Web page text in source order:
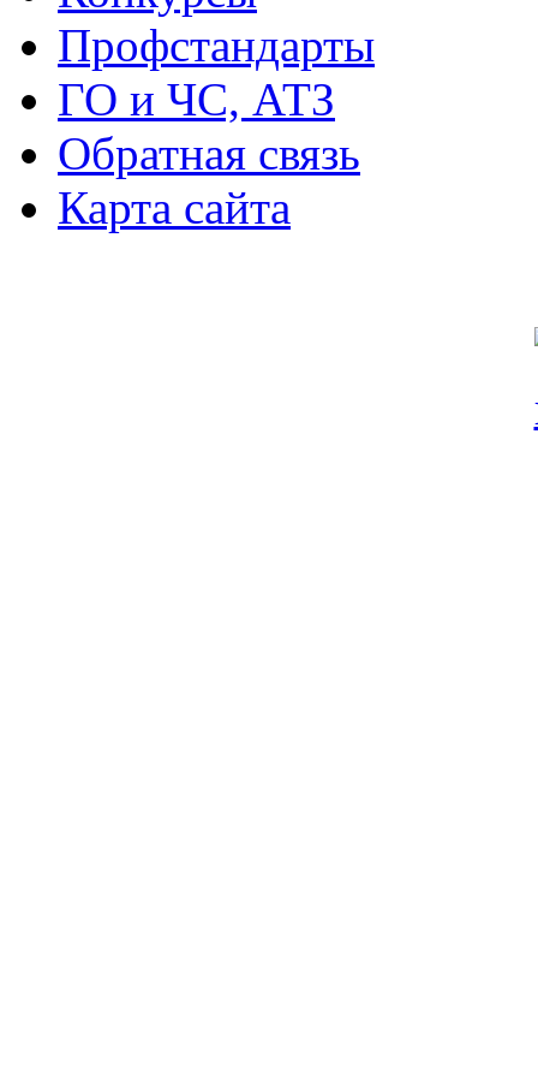
Профстандарты
ГО и ЧС, АТЗ
Обратная связь
Карта сайта